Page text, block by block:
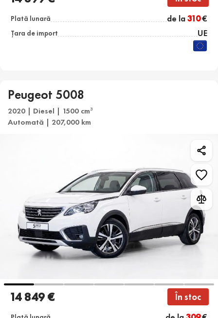
Plată lunară de la310€
Țara de import UE
Peugeot 5008
2020 | Diesel | 1500 cm3
Automată | 207,000 km
14 849 € În stoc